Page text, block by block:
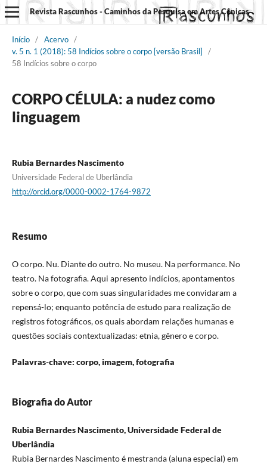
Revista Rascunhos - Caminhos da Pesquisa em Artes Cênicas
Início / Acervo /
v. 5 n. 1 (2018): 58 Indícios sobre o corpo [versão Brasil]
/
58 Indícios sobre o corpo
CORPO CÉLULA: a nudez como
linguagem
Rubia Bernardes Nascimento
Universidade Federal de Uberlândia
http://orcid.org/0000-0002-1764-9872
Resumo
O corpo. Nu. Diante do outro. No museu. Na performance. No
teatro. Na fotografia. Aqui apresento indícios, apontamentos
sobre o corpo, que com suas singularidades me convidaram a
repensá-lo; enquanto potência de estudo para realização de
registros fotográficos, os quais abordam relações humanas e
questões sociais contextualizadas: etnia, gênero e corpo.
Palavras-chave: corpo, imagem, fotografia
Biografia do Autor
Rubia Bernardes Nascimento, Universidade Federal de
Uberlândia
Rubia Bernardes Nascimento é mestranda (aluna especial) em